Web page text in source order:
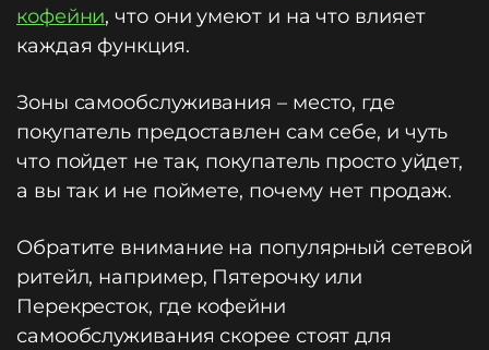
кофейни, что они умеют и на что влияет
каждая функция.
Зоны самообслуживания – место, где
покупатель предоставлен сам себе, и чуть
что пойдет не так, покупатель просто уйдет,
а вы так и не поймете, почему нет продаж.
Обратите внимание на популярный сетевой
ритейл, например, Пятерочку или
Перекресток, где кофейни
самообслуживания скорее стоят для